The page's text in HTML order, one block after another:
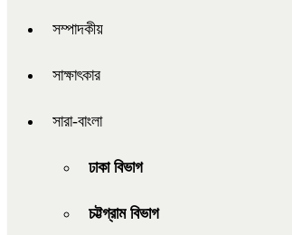
সম্পাদকীয়
সাক্ষাৎকার
সারা-বাংলা
ঢাকা বিভাগ
চট্টগ্রাম বিভাগ